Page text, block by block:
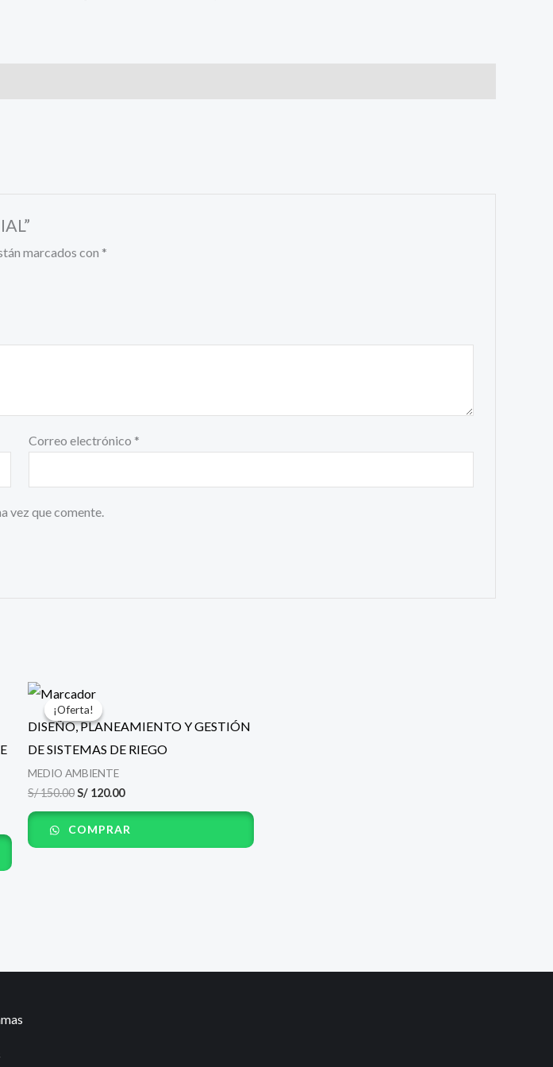
marcados con *
Correo electrónico *
vez que comente.
¡Oferta!
¡Oferta!
DISEÑO, PLANEAMIENTO Y GESTIÓN
DE SISTEMAS DE RIEGO
MEDIO AMBIENTE
S/150.00
El
precio
original
era:
S/ 150.00.
S/ 120.00
es:
S/ 120.00.
COMPRAR